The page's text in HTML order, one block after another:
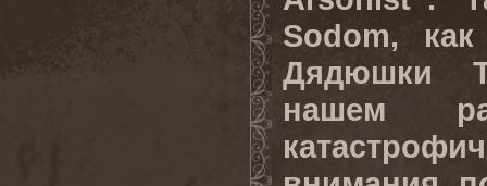
Sodom,
Дядюшки
нашем